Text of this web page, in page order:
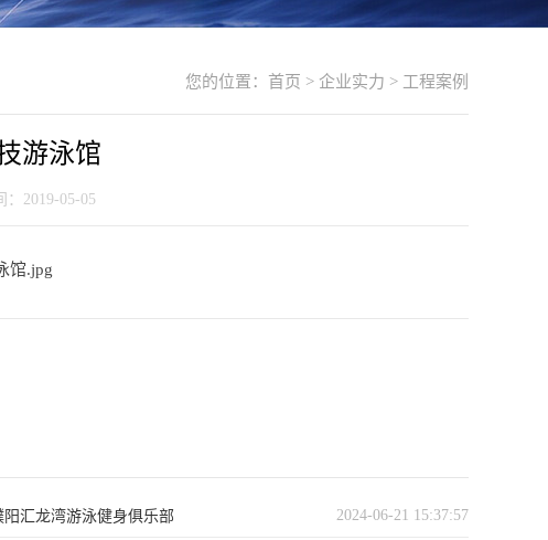
您的位置： 首页 > 企业实力 > 工程案例
游泳馆
2019-05-05
2024-06-21 15:37:57
阳汇龙湾游泳健身俱乐部